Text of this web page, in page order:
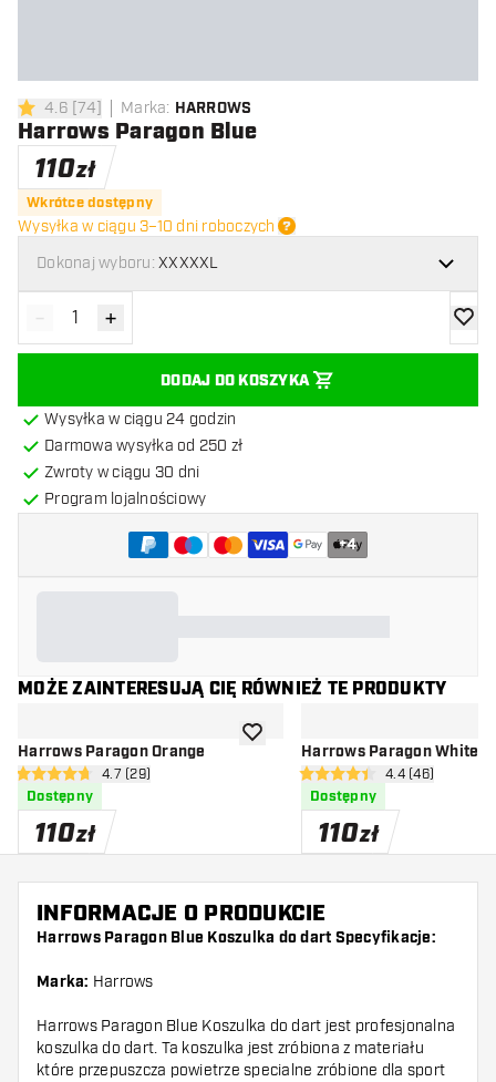
4.6 gwiazdki oceny
4.6 [74] Marka: HARROWS
Harrows Paragon Blue
110zł
Wkrótce dostępny
Wysyłka w ciągu 3–10 dni roboczych
Dokonaj wyboru: XXXXXL
Zmniejsz ilość
- Zwiększ ilość
+
DODAJ DO KOSZYKA
Wysyłka w ciągu 24 godzin
Darmowa wysyłka od 250 zł
Zwroty w ciągu 30 dni
Program lojalnościowy
+4
MOŻE ZAINTERESUJĄ CIĘ RÓWNIEŻ TE PRODUKTY
Harrows Paragon Orange
otwórz panel recenzji
4.7 gwiazdki oceny
4.7 (29)
Dostępny
110zł
dodaj do listy życzeń
Harrows Paragon White
otwórz panel
4.4 gwiazdki oceny
4.4 (46)
Dostępny
110zł
INFORMACJE O PRODUKCIE
Harrows Paragon Blue Koszulka do dart Specyfikacje:
Marka: Harrows
Harrows Paragon Blue Koszulka do dart jest profesjonalna
koszulka do dart. Ta koszulka jest zróbiona z materiału
które przepuszcza powietrze specialne zróbione dla sport